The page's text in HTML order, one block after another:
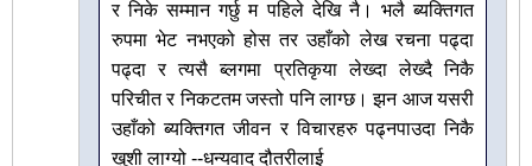
र निके सम्मान गर्छु म पहिले देखि नै। भलै ब्यक्तिगत
रुपमा भेट नभएको होस तर उहाँको लेख रचना पढ्दा
पढ्दा र त्यसै ब्लगमा प्रतिकृया लेख्दा लेख्दै निकै
परिचीत र निकटतम जस्तो पनि लाग्छ। झन आज यसरी
उहाँको ब्यक्तिगत जीवन र विचारहरु पढ्नपाउदा निकै
खुशी लाग्यो --धन्यवाद दौतरीलाई